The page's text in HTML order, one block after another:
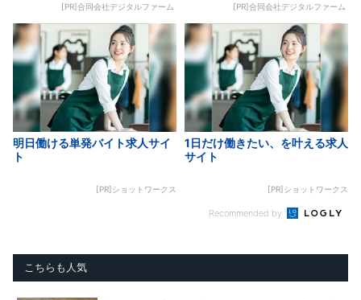
[PR]合同会社デジタルファーム [PR]合同会社デジタルファーム
明日働ける単発バイト求人サイ
ト
[PR]ショットワークス
1日だけ働きたい、を叶える求人
サイト
[PR]ショットワークス
Recommended by
こちらも人気